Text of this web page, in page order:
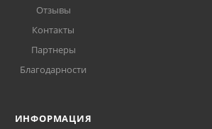
Отзывы
Контакты
Партнеры
Благодарности
ИНФОРМАЦИЯ